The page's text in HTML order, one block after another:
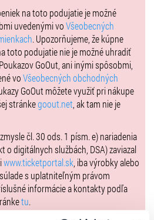
na toto podujatie je možné
uvedenými voVšeobecných
. Upozorňujeme, že kúpne
toto podujatie nie je možné uhradiť
GoOut, ani inými spôsobmi,
voVšeobecných obchodných
GoOut môžete využiť pri nákupe
stránkegoout.net , ak tam nie je
čl. 30 ods. 1 písm. e) nariadenia
o digitálnych službách, DSA) zaviazal
www.ticketportal.sk , iba výrobky alebo
s uplatniteľným právom
informácie a kontakty podľa
tu.